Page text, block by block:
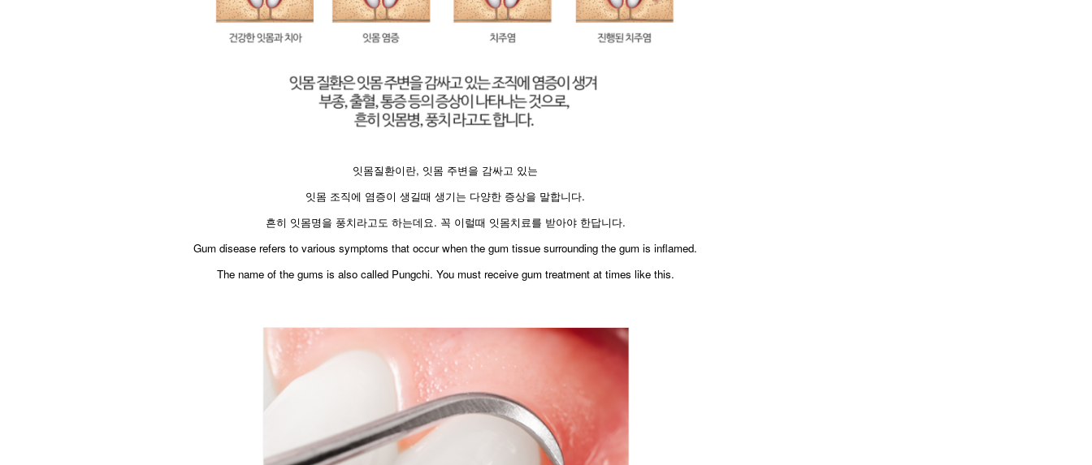
잇몸질환이란, 잇몸 주변을 감싸고 있는
잇몸 조직에 염증이 생길때 생기는 다양한 증상을 말합니다.
흔히 잇몸명을 풍치라고도 하는데요. 꼭 이럴때 잇몸치료를 받아야 한답니다.
​Gum disease refers to various symptoms that occur when the gum tissue surrounding the gum is inflamed.
The name of the gums is also called Pungchi. You must receive gum treatment at times like this.